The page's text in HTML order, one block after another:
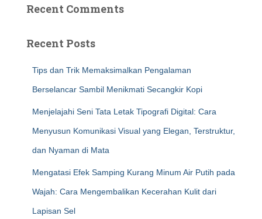
Recent Comments
Recent Posts
Tips dan Trik Memaksimalkan Pengalaman
Berselancar Sambil Menikmati Secangkir Kopi
Menjelajahi Seni Tata Letak Tipografi Digital: Cara
Menyusun Komunikasi Visual yang Elegan, Terstruktur,
dan Nyaman di Mata
Mengatasi Efek Samping Kurang Minum Air Putih pada
Wajah: Cara Mengembalikan Kecerahan Kulit dari
Lapisan Sel